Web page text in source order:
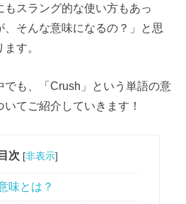
スラング的な使い方もあっ
、そんな意味になるの？」と思
す。
でも、「Crush」という単語の意
てご紹介していきます！
目次 [非表示]
味とは？